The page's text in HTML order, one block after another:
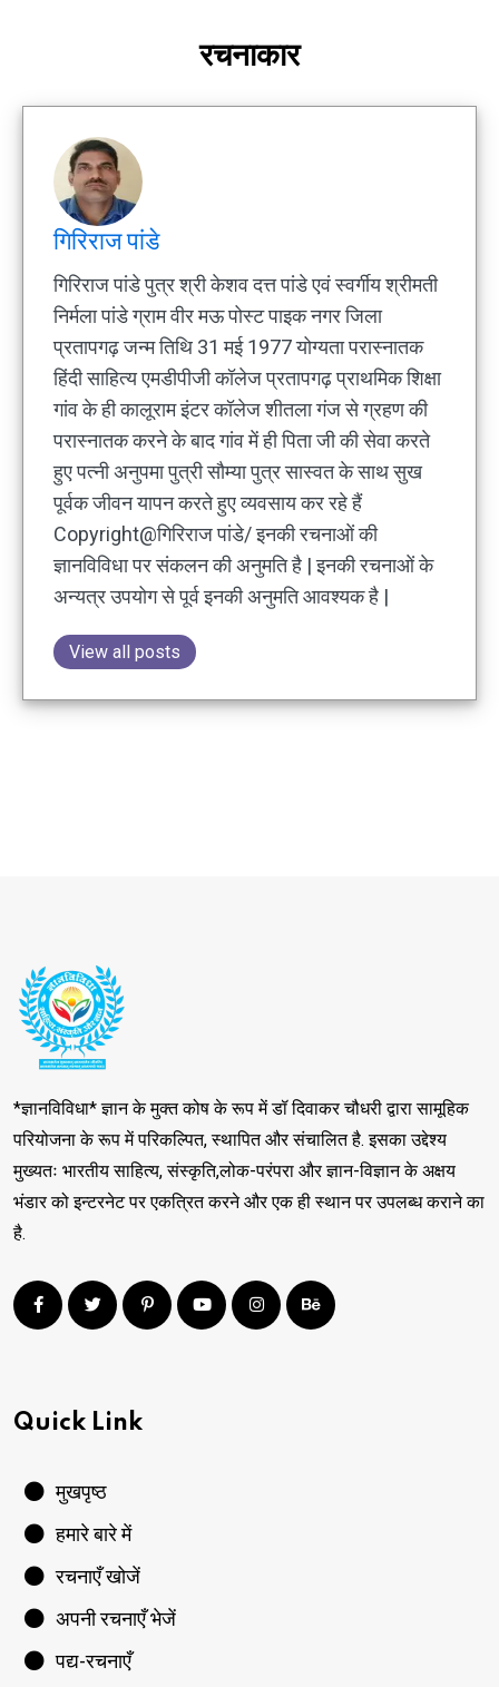
रचनाकार
गिरिराज पांडे
गिरिराज पांडे पुत्र श्री केशव दत्त पांडे एवं स्वर्गीय श्रीमती
निर्मला पांडे ग्राम वीर मऊ पोस्ट पाइक नगर जिला
प्रतापगढ़ जन्म तिथि 31 मई 1977 योग्यता परास्नातक
हिंदी साहित्य एमडीपीजी कॉलेज प्रतापगढ़ प्राथमिक शिक्षा
गांव के ही कालूराम इंटर कॉलेज शीतला गंज से ग्रहण की
परास्नातक करने के बाद गांव में ही पिता जी की सेवा करते
हुए पत्नी अनुपमा पुत्री सौम्या पुत्र सास्वत के साथ सुख
पूर्वक जीवन यापन करते हुए व्यवसाय कर रहे हैं
Copyright@गिरिराज पांडे/ इनकी रचनाओं की
ज्ञानविविधा पर संकलन की अनुमति है | इनकी रचनाओं के
अन्यत्र उपयोग से पूर्व इनकी अनुमति आवश्यक है |
View all posts
*ज्ञानविविधा* ज्ञान के मुक्त कोष के रूप में डॉ दिवाकर चौधरी द्वारा सामूहिक
परियोजना के रूप में परिकल्पित, स्थापित और संचालित है. इसका उद्देश्य
मुख्यतः भारतीय साहित्य, संस्कृति,लोक-परंपरा और ज्ञान-विज्ञान के अक्षय
भंडार को इन्टरनेट पर एकत्रित करने और एक ही स्थान पर उपलब्ध कराने का
है.
Quick Link
मुखपृष्ठ
हमारे बारे में
रचनाएँ खोजें
अपनी रचनाएँ भेजें
पद्य-रचनाएँ